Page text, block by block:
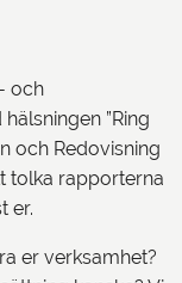
och
”Ring
och Redovisning
tolka rapporterna
er.
er verksamhet?